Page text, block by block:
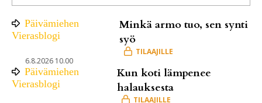
Päivämiehen
Vierasblogi
Minkä armo tuo, sen synti
syö
6.8.2026 10.00
Päivämiehen
Vierasblogi
Kun koti lämpenee
halauksesta